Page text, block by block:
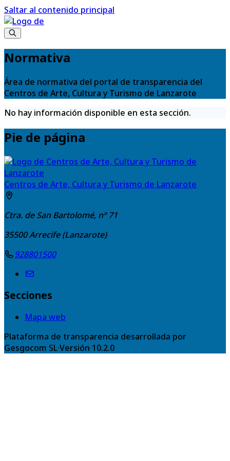
Saltar al contenido principal
Normativa
Área de normativa del portal de transparencia del
Centros de Arte, Cultura y Turismo de Lanzarote
No hay información disponible en esta sección.
Pie de página
Centros de Arte, Cultura y Turismo de Lanzarote
Ctra. de San Bartolomé, nº 71
35500Arrecife (Lanzarote)
928801500
Secciones
Mapa web
Plataforma de transparencia desarrollada por
Gesgocom SL·Versión 10.2.0